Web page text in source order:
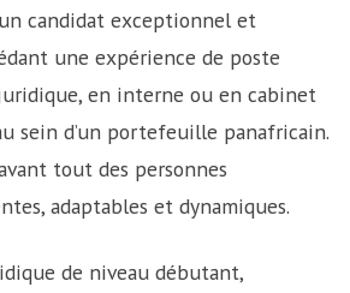
candidat exceptionnel et
une expérience de poste
en interne ou en cabinet
sein d’un portefeuille panafricain.
tout des personnes
adaptables et dynamiques.
de niveau débutant,